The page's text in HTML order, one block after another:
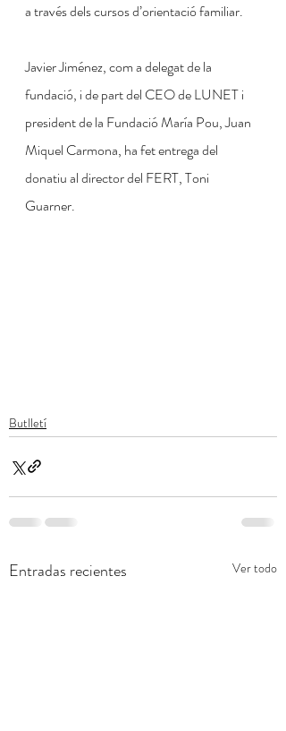
a través dels cursos d’orientació familiar.
Javier Jiménez, com a delegat de la
fundació, i de part del CEO de LUNET i
president de la Fundació María Pou, Juan
Miquel Carmona, ha fet entrega del
donatiu al director del FERT, Toni
Guarner.
Butlletí
Entradas recientes Ver todo